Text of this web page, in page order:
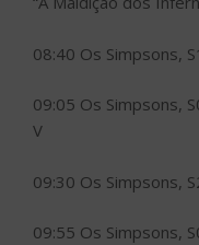
08:40 Os Simpsons,
09:05 Os Simpsons,
V
09:30 Os Simpsons,
09:55 Os Simpsons,